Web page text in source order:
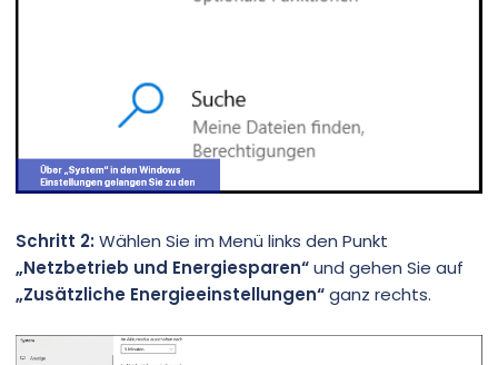
Schritt 2:Wählen Sie im Menü links den Punkt
„Netzbetrieb und Energiesparen“und gehen Sie auf
„Zusätzliche Energieeinstellungen“ganz rechts.